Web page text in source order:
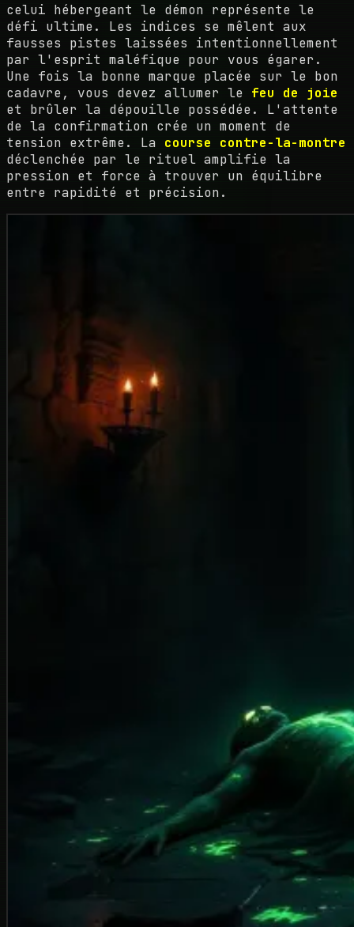
celui hébergeant le démon représente le
défi ultime. Les indices se mêlent aux
fausses pistes laissées intentionnellement
par l'esprit maléfique pour vous égarer.
Une fois la bonne marque placée sur le bon
cadavre, vous devez allumer le feu de joie
et brûler la dépouille possédée. L'attente
de la confirmation crée un moment de
tension extrême. La course contre-la-montre
déclenchée par le rituel amplifie la
pression et force à trouver un équilibre
entre rapidité et précision.